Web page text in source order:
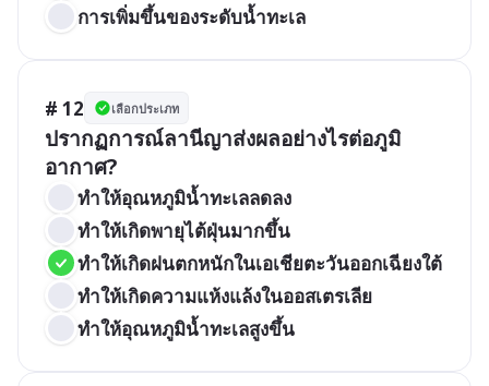
การเพิ่มขึ้นของระดับน้ำทะเล
# 12 เลือกประเภท
ปรากฏการณ์ลานีญาส่งผลอย่างไรต่อภูมิ
อากาศ?
ทำให้อุณหภูมิน้ำทะเลลดลง
ทำให้เกิดพายุไต้ฝุ่นมากขึ้น
ทำให้เกิดฝนตกหนักในเอเชียตะวันออกเฉียงใต้
ทำให้เกิดความแห้งแล้งในออสเตรเลีย
ทำให้อุณหภูมิน้ำทะเลสูงขึ้น